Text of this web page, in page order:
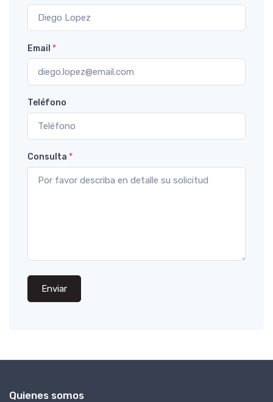
Email *
Teléfono
Consulta *
Enviar
Quienes somos